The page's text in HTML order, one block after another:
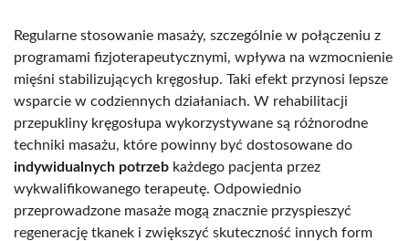
Regularne stosowanie masaży, szczególnie w połączeniu z
programami fizjoterapeutycznymi, wpływa na wzmocnienie
mięśni stabilizujących kręgosłup. Taki efekt przynosi lepsze
wsparcie w codziennych działaniach. W rehabilitacji
przepukliny kręgosłupa wykorzystywane są różnorodne
techniki masażu, które powinny być dostosowane do
indywidualnych potrzeb każdego pacjenta przez
wykwalifikowanego terapeutę. Odpowiednio
przeprowadzone masaże mogą znacznie przyspieszyć
regenerację tkanek i zwiększyć skuteczność innych form